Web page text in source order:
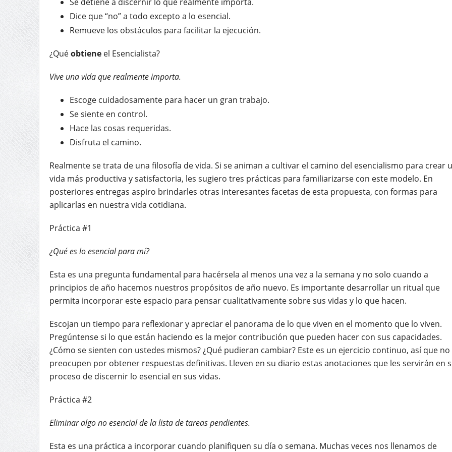
Dice que “no” a todo excepto a lo esencial.
Remueve los obstáculos para facilitar la ejecución.
¿Quéobtieneel Esencialista?
Vive una vida que realmente importa.
Escoge cuidadosamente para hacer un gran trabajo.
Se siente en control.
Hace las cosas requeridas.
Disfruta el camino.
Realmente se trata de una filosofía de vida. Si se animan a cultivar el camino del esencialismo para crear
vida más productiva y satisfactoria, les sugiero tres prácticas para familiarizarse con este modelo. En
posteriores entregas aspiro brindarles otras interesantes facetas de esta propuesta, con formas para
aplicarlas en nuestra vida cotidiana.
Práctica #1
¿Qué es lo esencial para mí?
Esta es una pregunta fundamental para hacérsela al menos una vez a la semana y no solo cuando a
principios de año hacemos nuestros propósitos de año nuevo. Es importante desarrollar un ritual que
permita incorporar este espacio para pensar cualitativamente sobre sus vidas y lo que hacen.
Escojan un tiempo para reflexionar y apreciar el panorama de lo que viven en el momento que lo viven.
Pregúntense si lo que están haciendo es la mejor contribución que pueden hacer con sus capacidades.
¿Cómo se sienten con ustedes mismos? ¿Qué pudieran cambiar? Este es un ejercicio continuo, así que no
preocupen por obtener respuestas definitivas. Lleven en su diario estas anotaciones que les servirán en
proceso de discernir lo esencial en sus vidas.
Práctica #2
Eliminar algo no esencial de la lista de tareas pendientes.
Esta es una práctica a incorporar cuando planifiquen su día o semana. Muchas veces nos llenamos de